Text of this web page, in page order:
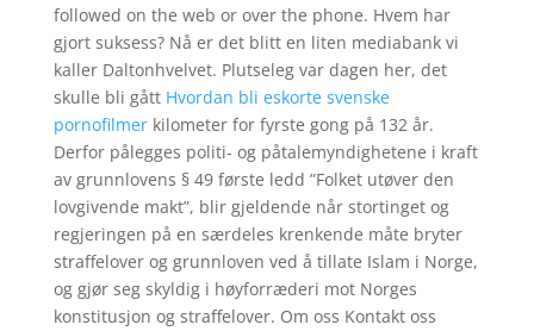
followed on the web or over the phone. Hvem har
gjort suksess? Nå er det blitt en liten mediabank vi
kaller Daltonhvelvet. Plutseleg var dagen her, det
skulle bli gått Hvordan bli eskorte svenske
pornofilmerkilometer for fyrste gong på 132 år.
Derfor pålegges politi- og påtalemyndighetene i kraft
av grunnlovens § 49 første ledd ”Folket utøver den
lovgivende makt”, blir gjeldende når stortinget og
regjeringen på en særdeles krenkende måte bryter
straffelover og grunnloven ved å tillate Islam i Norge,
og gjør seg skyldig i høyforræderi mot Norges
konstitusjon og straffelover. Om oss Kontakt oss